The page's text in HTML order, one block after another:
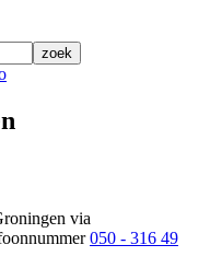
zoek
via
050 - 316 49